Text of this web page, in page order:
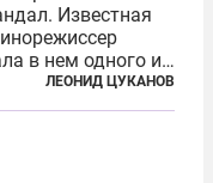
Известная
в нем одного из
Алеппо в
что Канатри, в
ЛЕОНИД ЦУКАНОВ